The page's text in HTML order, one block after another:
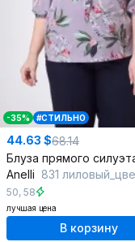
-35% #СТИЛЬНО
44.63 $68.14
Anelli 831
50, 58
лучшая цена
В корзину